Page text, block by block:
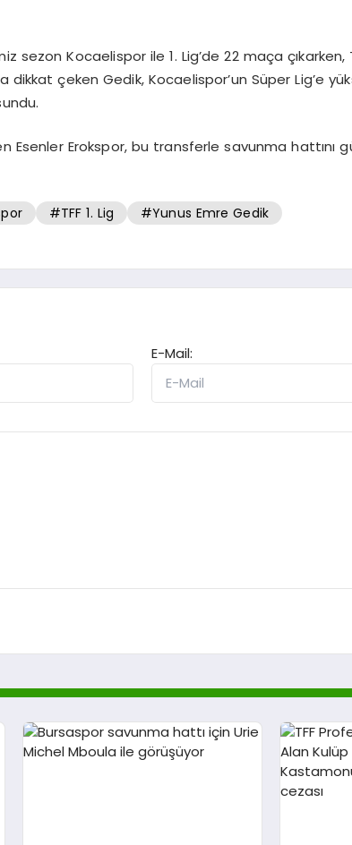
Kocaelispor ile 1. Lig’de 22 maça çıkarken,
dikkat çeken Gedik, Kocaelispor’un Süper Lig’e
Esenler Erokspor, bu transferle savunma hattını
#TFF 1. Lig #Yunus Emre Gedik
E-Mail: